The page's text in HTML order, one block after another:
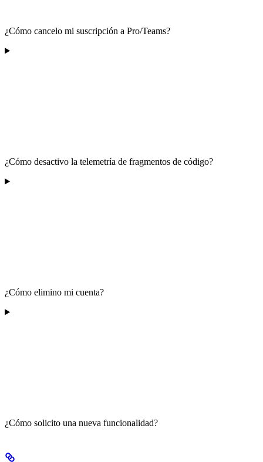
¿Cómo cancelo mi suscripción a Pro/Teams?
¿Cómo desactivo la telemetría de fragmentos de código?
¿Cómo elimino mi cuenta?
¿Cómo solicito una nueva funcionalidad?